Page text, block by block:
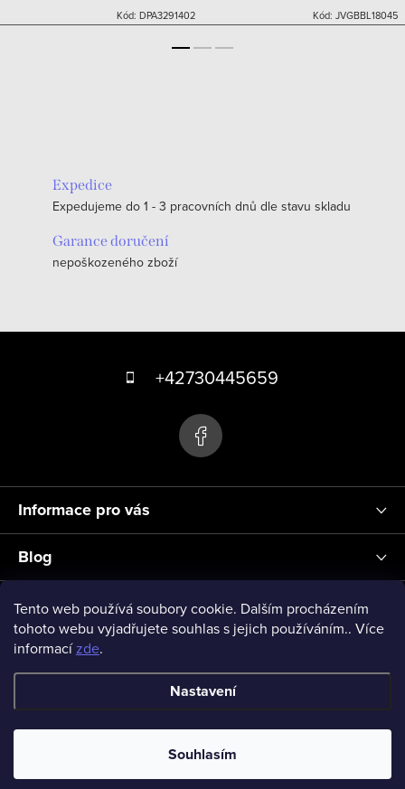
Tento web používá soubory cookie. Dalším procházením
tohoto webu vyjadřujete souhlas s jejich používáním.. Více
informacízde.
Nastavení
Souhlasím
Kód: DPA3291402 Kód: JVGBBL18045
Expedice
Expedujeme do 1 - 3 pracovních dnů dle stavu skladu
Garance doručení
nepoškozeného zboží
í
+42730445659
Informace pro vás
Blog
Přihlášení
Copyright 2026www.vseprodeti.eu. Všechna práva vyhrazena.